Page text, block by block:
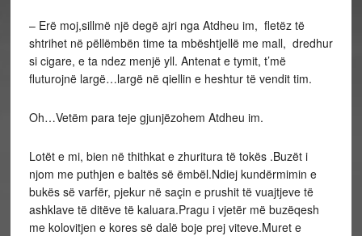
– Erë moj,sillmë një degë ajri nga Atdheu im, fletëz të
shtrihet në pëllëmbën time ta mbështjellë me mall, dredhur
si cigare, e ta ndez menjë yll. Antenat e tymit, t’më
fluturojnë largë…largë në qiellin e heshtur të vendit tim.
Oh…Vetëm para teje gjunjëzohem Atdheu im.
Lotët e mi, bien në thithkat e zhuritura të tokës .Buzët i
njom me puthjen e baltës së ëmbël.Ndiej kundërmimin e
bukës së varfër, pjekur në saçin e prushit të vuajtjeve të
ashklave të ditëve të kaluara.Pragu i vjetër më buzëqesh
me kolovitjen e kores së dalë boje prej viteve.Muret e